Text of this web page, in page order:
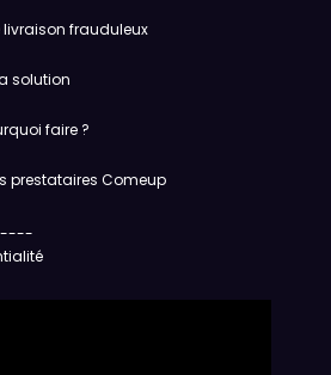
livraison frauduleux
solution
faire ?
prestataires Comeup